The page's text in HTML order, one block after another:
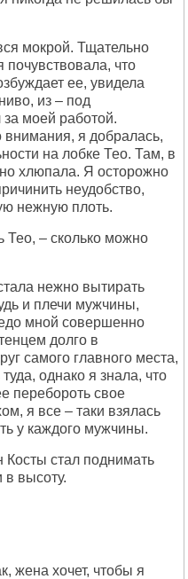
мокрой. Тщательно
почувствовала, что
ее, увидела
из – под
моей работой.
я добралась,
на лобке Тео. Там, в
хлюпала. Я осторожно
неудобство,
нежную плоть.
Тео, – сколько можно
нежно вытирать
и плечи мужчины,
мной совершенно
долго в
самого главного места,
однако я знала, что
перебороть свое
я все – таки взялась
у каждого мужчины.
стал поднимать
в высоту.
жена хочет, чтобы я